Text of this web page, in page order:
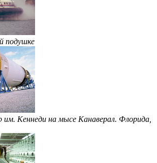
подушке
им. Кеннеди на мысе Канаверал. Флорида,